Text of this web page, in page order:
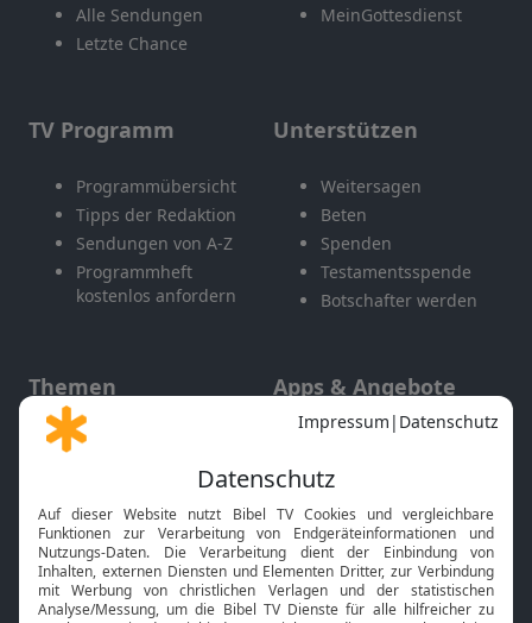
Alle Sendungen
Letzte Chance
MeinGottesdienst
TV Programm
Programmübersicht
Tipps der Redaktion
Sendungen von A-Z
Programmheft
kostenlos anfordern
Unterstützen
Weitersagen
Beten
Spenden
Testamentsspende
Botschafter werden
Themen
Gott und Bibel erklärt
Neuigkeiten
Apps & Angebote
Mobile App
Smart TV
HbbTV
Bibelthek Online-Bibel
Nächster Gottesdienst